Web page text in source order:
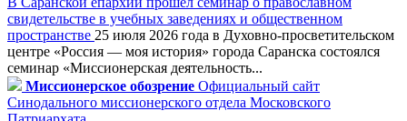
свидетельстве в учебных заведениях и общественном
пространстве 25 июля 2026 года в Духовно-просветительском
центре «Россия — моя история» города Саранска состоялся
семинар «Миссионерская деятельность...
Миссионерское обозрение Официальный сайт
Синодального миссионерского отдела Московского